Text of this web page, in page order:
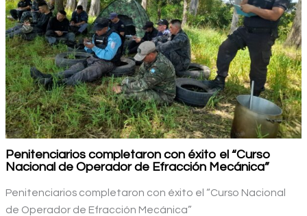
Penitenciarios completaron con éxito el “Curso
Nacional de Operador de Efracción Mecánica”
Penitenciarios completaron con éxito el “Curso Nacional
de Operador de Efracción Mecánica”